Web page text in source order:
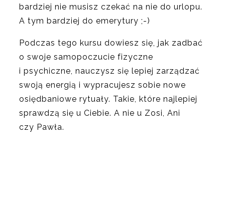
bardziej nie musisz czekać na nie do urlopu.
A tym bardziej do emerytury ;-)
Podczas tego kursu dowiesz się, jak zadbać
o swoje samopoczucie fizyczne
i psychiczne, nauczysz się lepiej zarządzać
swoją energią i wypracujesz sobie nowe
osiędbaniowe rytuały. Takie, które najlepiej
sprawdzą się u Ciebie. A nie u Zosi, Ani
czy Pawła.